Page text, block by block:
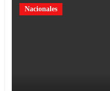
Nacionales